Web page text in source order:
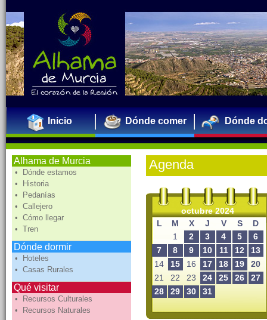
Inicio Dónde comer Dónde
Alhama de Murcia
• Dónde estamos
• Historia
• Pedanías
• Callejero
• Cómo llegar
• Tren
Dónde dormir
• Hoteles
• Casas Rurales
Qué visitar
• Recursos Culturales
• Recursos Naturales
Agenda
octubre 2024
L
M X J V S
D
1
2 3 4 5
6
7
8 9 10 11 12
13
14
15 16 17 18 19
20
21
22 23 24 25 26
27
28
29 30 31